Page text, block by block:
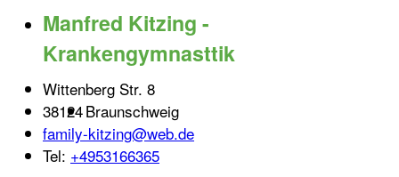
Manfred Kitzing -
Krankengymnasttik
Wittenberg Str. 8
38124Braunschweig
family-kitzing@web.de
Tel: +4953166365